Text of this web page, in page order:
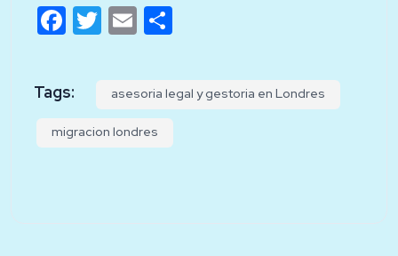
Facebook
Twitter
Email
Tags: asesoria legal y gestoria en Londres
migracion londres